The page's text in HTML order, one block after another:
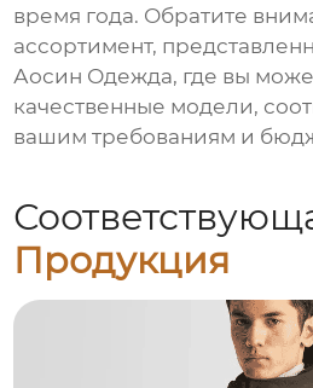
время года. Обратите
ассортимент,
Аосин Одежда, где вы
качественные модели,
вашим требованиям и
Продукция